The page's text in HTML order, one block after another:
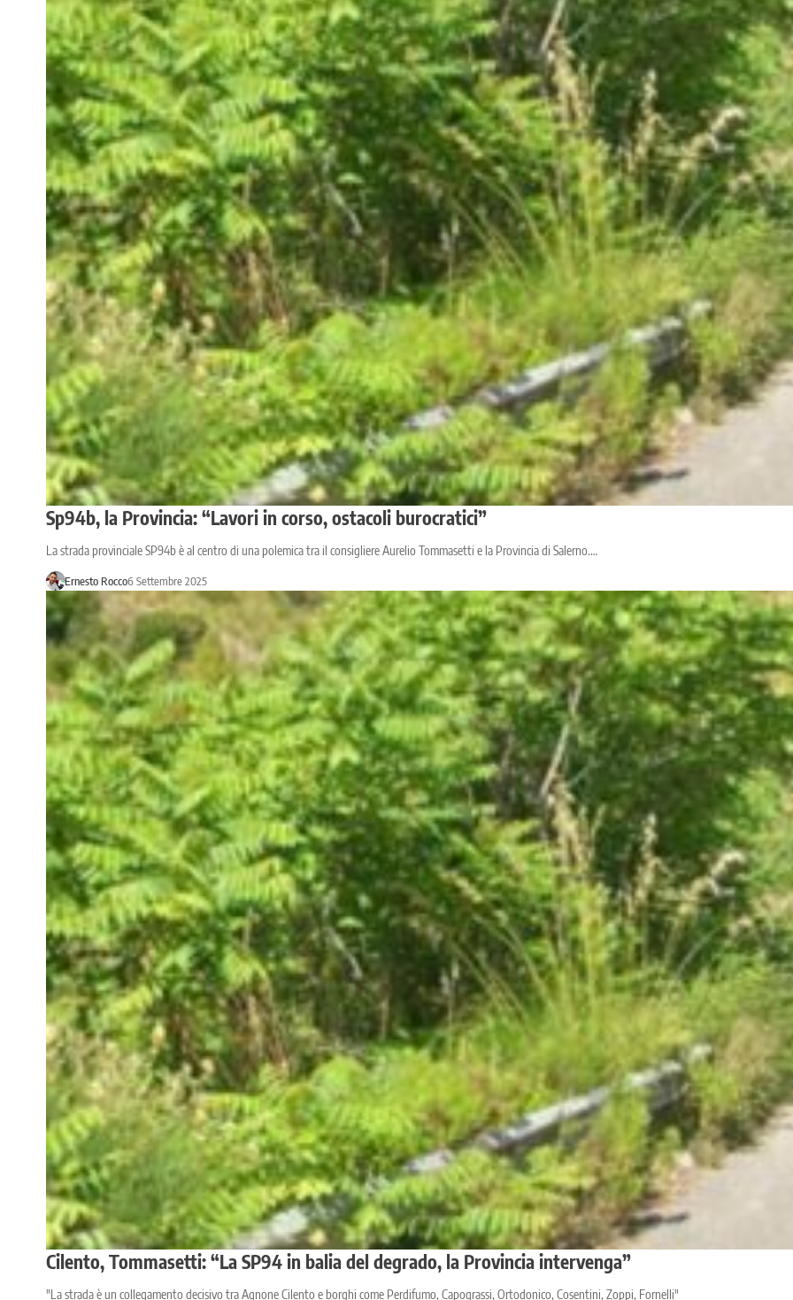
Sp94b, la Provincia: “Lavori in corso, ostacoli burocratici”
La strada provinciale SP94b è al centro di una polemica tra il consigliere Aurelio Tommasetti e la Provincia di Salerno.…
Ernesto Rocco6 Settembre 2025
Cilento, Tommasetti: “La SP94 in balia del degrado, la Provincia intervenga”
"La strada è un collegamento decisivo tra Agnone Cilento e borghi come Perdifumo, Capograssi, Ortodonico, Cosentini, Zoppi, Fornelli"